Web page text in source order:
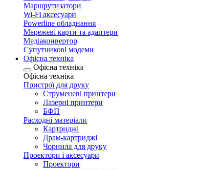
Маршрутизатори
Wi-Fi аксесуари
Рowerline обладнання
Мережеві карти та адаптери
Медіаконвертор
Супутникові модеми
Офісна техніка
Офісна техніка
Офісна техніка
Пристрої для друку
Струменеві принтери
Лазерні принтери
БФП
Расходні матеріали
Картриджі
Драм-картриджі
Чорнила для друку
Проектори і аксесуари
Проектори